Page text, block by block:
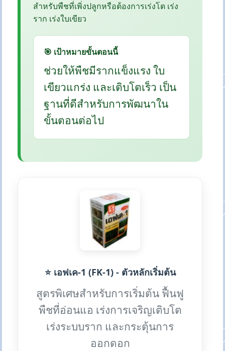
สำหรับพืชที่เพิ่งปลูกหรือต้องการเร่งโต เร่ง
ราก เร่งใบเขียว
🎯 เป้าหมายขั้นตอนนี้
ช่วยให้พืชมีรากแข็งแรง ใบ
เขียวแกร่ง และเติบโตเร็ว เป็น
ฐานที่ดีสำหรับการพัฒนาใน
ขั้นตอนต่อไป
⭐ เอฟเค-1 (FK-1) - ตัวหลักเริ่มต้น
สูตรพิเศษสำหรับการเริ่มต้น ฟื้นฟู
พืชที่อ่อนแอ เร่งการเจริญเติบโต
เร่งระบบราก และกระตุ้นการ
ออกดอก